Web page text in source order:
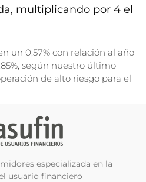
multiplicando por 4 el
un 0,57% con relación al año
según nuestro último
de alto riesgo para el
especializada en la
usuario financiero